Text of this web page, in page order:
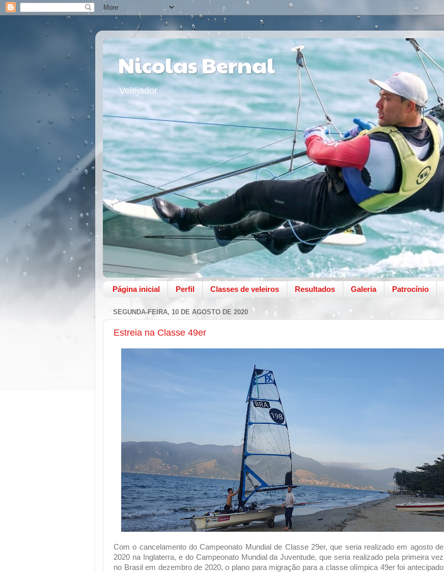
Nicolas Bernal
Velejador
Página inicial Perfil Classes de veleiros Resultados Galeria Patrocínio
SEGUNDA-FEIRA, 10 DE AGOSTO DE 2020
Estreia na Classe 49er
Com o cancelamento do Campeonato Mundial de Classe 29er, que seria realizado em agosto de
2020 na Inglaterra, e do Campeonato Mundial da Juventude, que seria realizado pela primeira vez
no Brasil em dezembro de 2020, o plano para migração para a classe olímpica 49er foi antecipado